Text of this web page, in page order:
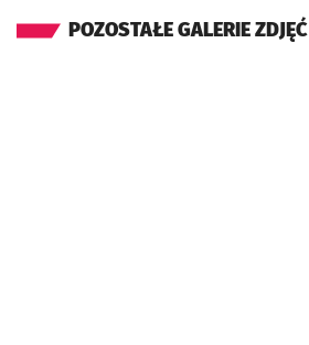
POZOSTAŁE GALERIE ZDJĘĆ